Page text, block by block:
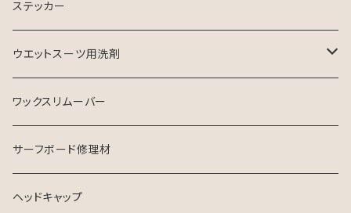
ステッカー
ウエットスーツ用洗剤
シャンプー
ソフナー
ワックスリムーバー
サーフボード修理材
ヘッドキャップ